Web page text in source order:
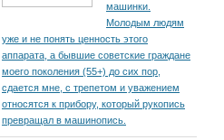
машинки.
Молодым людям
уже и не понять ценность этого
аппарата, а бывшие советские граждане
моего поколения (55+) до сих пор,
сдается мне, с трепетом и уважением
относятся к прибору, который рукопись
превращал в машинопись.